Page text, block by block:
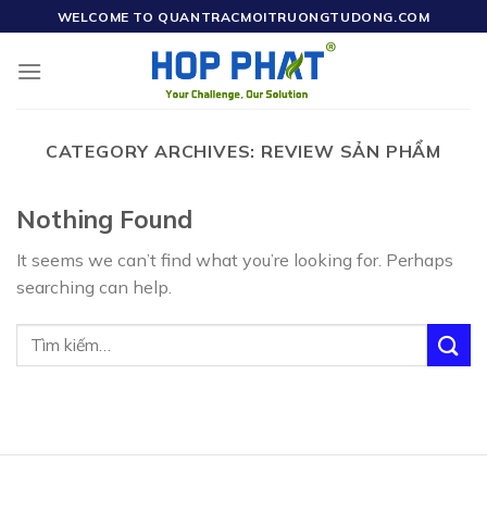
content
WELCOME TO QUANTRACMOITRUONGTUDONG.COM
CATEGORY ARCHIVES: REVIEW SẢN PHẨM
Nothing Found
It seems we can’t find what you’re looking for. Perhaps
searching can help.